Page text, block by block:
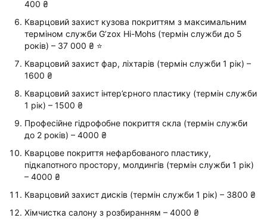
400 ₴
Кварцовий захист кузова покриттям з максимальним
терміном служби G’zox Hi-Mohs (термін служби до 5
років) – 37 000 ₴ ⭐️
Кварцовий захист фар, ліхтарів (термін служби 1 рік) –
1600 ₴
Кварцовий захист інтер’єрного пластику (термін служби
1 рік) – 1500 ₴
Професійне гідрофобне покриття скла (термін служби
до 2 років) – 4000 ₴
Кварцове покриття нефарбованого пластику,
підкапотного простору, молдингів (термін служби 1 рік)
– 4000 ₴
Кварцовий захист дисків (термін служби 1 рік) – 3800 ₴
Хімчистка салону з розбиранням – 4000 ₴